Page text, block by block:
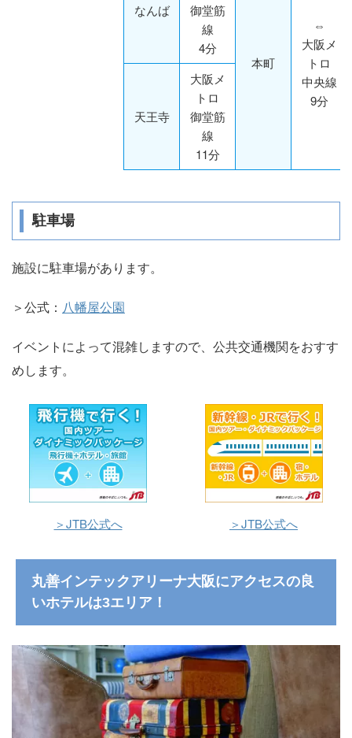
なんば
御堂筋
線
4分
本町
⇔
大阪メ
トロ
中央線
9分
天王寺
大阪メ
トロ
御堂筋
線
11分
駐車場
施設に駐車場があります。
＞公式： 八幡屋公園
イベントによって混雑しますので、公共交通機関をおすす
めします。
＞JTB公式へ ＞JTB公式へ
丸善インテックアリーナ大阪にアクセスの良
いホテルは3エリア！